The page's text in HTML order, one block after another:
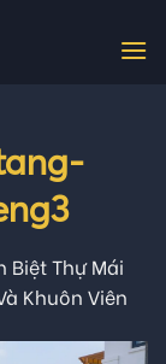
Biệt Thự Mái
Khuôn Viên